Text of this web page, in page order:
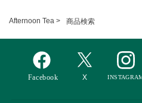
Afternoon Tea > 商品検索